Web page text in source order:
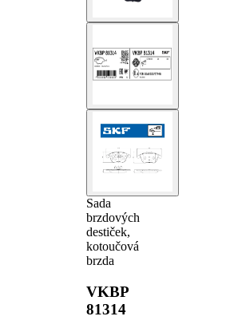
Sada
brzdových
destiček,
kotoučová
brzda
VKBP
81314